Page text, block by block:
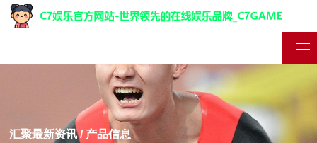
汇聚最新资讯 / 产品信息